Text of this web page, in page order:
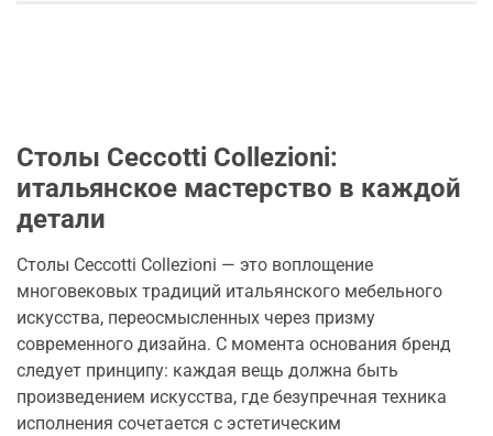
Столы Ceccotti Collezioni:
итальянское мастерство в каждой
детали
Столы Ceccotti Collezioni — это воплощение
многовековых традиций итальянского мебельного
искусства, переосмысленных через призму
современного дизайна. С момента основания бренд
следует принципу: каждая вещь должна быть
произведением искусства, где безупречная техника
исполнения сочетается с эстетическим